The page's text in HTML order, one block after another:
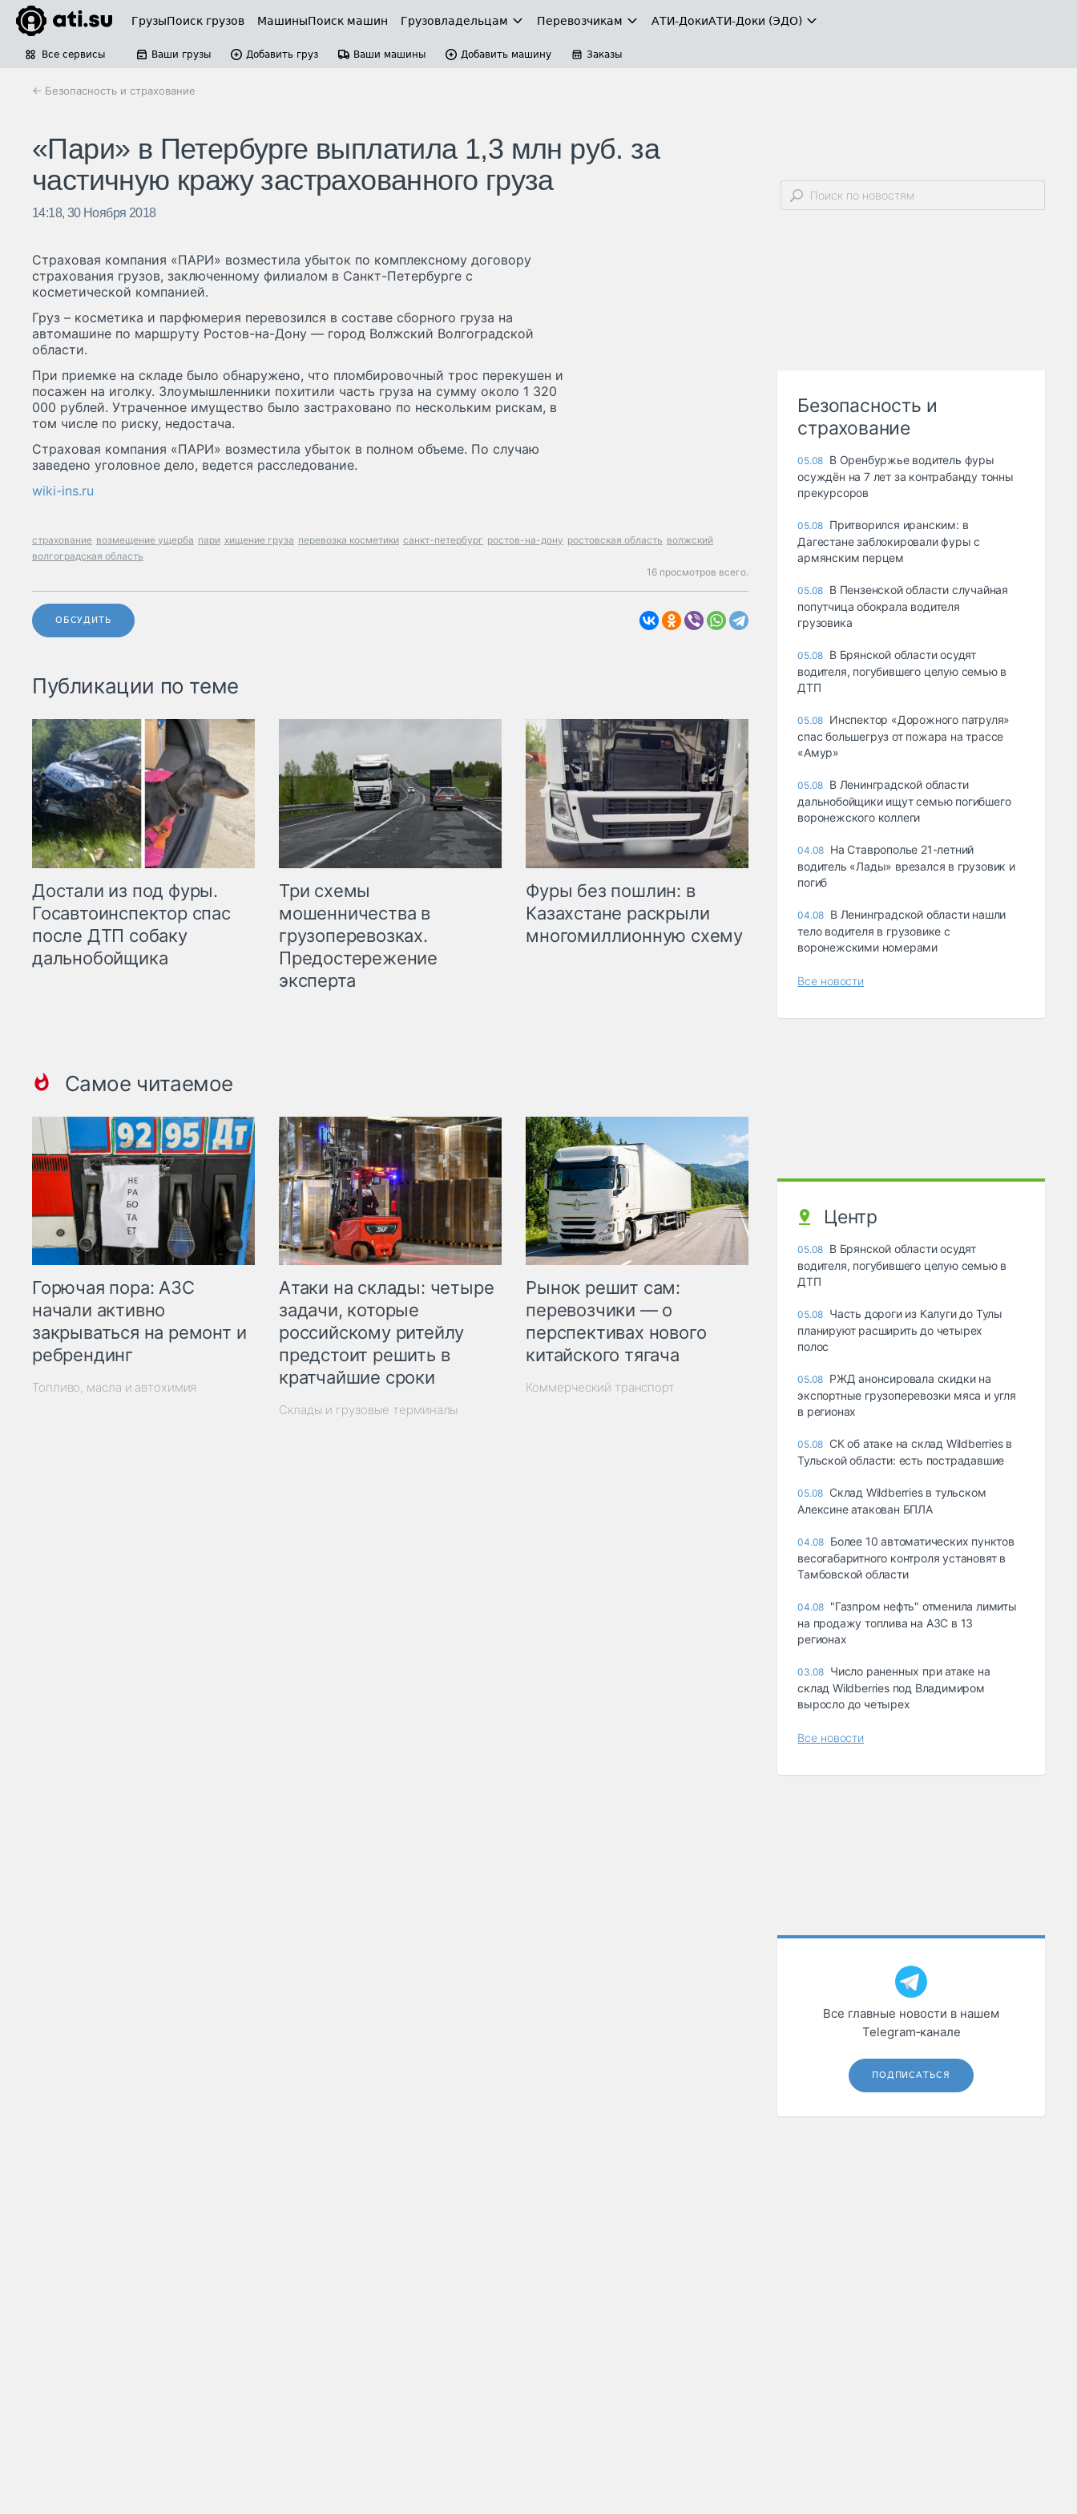
ГрузыПоиск грузов МашиныПоиск машин Грузовладельцам Перевозчикам АТИ-ДокиАТИ-Доки (ЭДО)
Все сервисы Ваши грузы Добавить груз Ваши машины Добавить машину Заказы
← Безопасность и страхование
«Пари» в Петербурге выплатила 1,3 млн руб. за
частичную кражу застрахованного груза
14:18, 30 Ноября 2018
Страховая компания «ПАРИ» возместила убыток по комплексному договору
страхования грузов, заключенному филиалом в Санкт-Петербурге с
косметической компанией.
Груз – косметика и парфюмерия перевозился в составе сборного груза на
автомашине по маршруту Ростов-на-Дону — город Волжский Волгоградской
области.
При приемке на складе было обнаружено, что пломбировочный трос перекушен и
посажен на иголку. Злоумышленники похитили часть груза на сумму около 1 320
000 рублей. Утраченное имущество было застраховано по нескольким рискам, в
том числе по риску, недостача.
Страховая компания «ПАРИ» возместила убыток в полном объеме. По случаю
заведено уголовное дело, ведется расследование.
wiki-ins.ru
страхование возмещение ущерба пари хищение груза перевозка косметики санкт-петербург ростов-на-дону ростовская область волжский
волгоградская область
16 просмотров всего.
ОБСУДИТЬ
Публикации по теме
Достали из под фуры.
Госавтоинспектор спас
после ДТП собаку
дальнобойщика
Три схемы
мошенничества в
грузоперевозках.
Предостережение
эксперта
Фуры без пошлин: в
Казахстане раскрыли
многомиллионную схему
Самое читаемое
Горючая пора: АЗС
начали активно
закрываться на ремонт и
ребрендинг
Топливо, масла и автохимия
Атаки на склады: четыре
задачи, которые
российскому ритейлу
предстоит решить в
кратчайшие сроки
Склады и грузовые терминалы
Рынок решит сам:
перевозчики — о
перспективах нового
китайского тягача
Коммерческий транспорт
Безопасность и
страхование
05.08 В Оренбуржье водитель фуры
осуждён на 7 лет за контрабанду тонны
прекурсоров
05.08 Притворился иранским: в
Дагестане заблокировали фуры с
армянским перцем
05.08 В Пензенской области случайная
попутчица обокрала водителя
грузовика
05.08 В Брянской области осудят
водителя, погубившего целую семью в
ДТП
05.08 Инспектор «Дорожного патруля»
спас большегруз от пожара на трассе
«Амур»
05.08 В Ленинградской области
дальнобойщики ищут семью погибшего
воронежского коллеги
04.08 На Ставрополье 21-летний
водитель «Лады» врезался в грузовик и
погиб
04.08 В Ленинградской области нашли
тело водителя в грузовике с
воронежскими номерами
Все новости
Центр
05.08 В Брянской области осудят
водителя, погубившего целую семью в
ДТП
05.08 Часть дороги из Калуги до Тулы
планируют расширить до четырех
полос
05.08 РЖД анонсировала скидки на
экспортные грузоперевозки мяса и угля
в регионах
05.08 СК об атаке на склад Wildberries в
Тульской области: есть пострадавшие
05.08 Склад Wildberries в тульском
Алексине атакован БПЛА
04.08 Более 10 автоматических пунктов
весогабаритного контроля установят в
Тамбовской области
04.08 "Газпром нефть" отменила лимиты
на продажу топлива на АЗС в 13
регионах
03.08 Число раненных при атаке на
склад Wildberries под Владимиром
выросло до четырех
Все новости
Все главные новости в нашем
Telegram‑канале
ПОДПИСАТЬСЯ